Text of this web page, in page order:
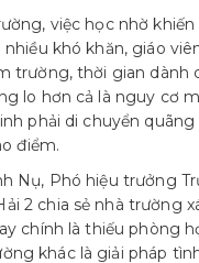
việc học nhờ
khó khăn, giáo
trường, thời gian dành
lo hơn cả là nguy cơ
phải di chuyển
điểm.
Nụ, Phó hiệu trưởng
2 chia sẻ nhà trường
chính là thiếu phòng
khác là giải pháp